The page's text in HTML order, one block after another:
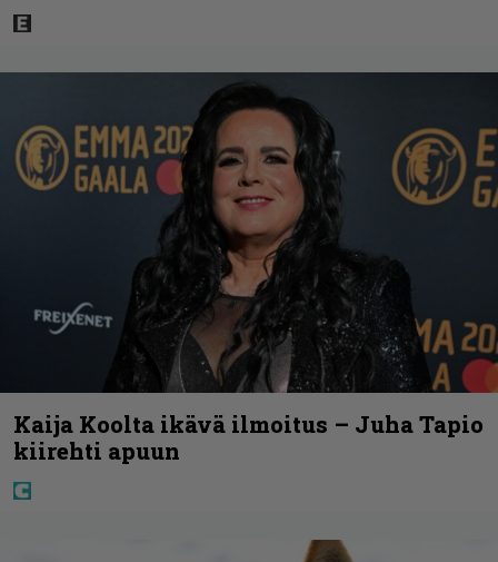
Kaija Koolta ikävä ilmoitus – Juha Tapio
kiirehti apuun